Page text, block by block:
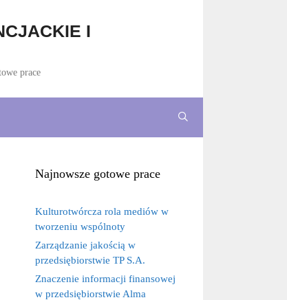
I
prace
Najnowsze gotowe prace
Kulturotwórcza rola mediów w
tworzeniu wspólnoty
Zarządzanie jakością w
przedsiębiorstwie TP S.A.
Znaczenie informacji finansowej
w przedsiębiorstwie Alma